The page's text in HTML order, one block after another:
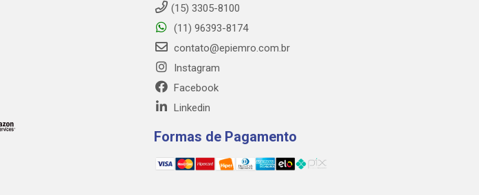
(15) 3305-8100
(11) 96393-8174
contato@epiemro.com.br
Instagram
Facebook
Linkedin
Formas de Pagamento